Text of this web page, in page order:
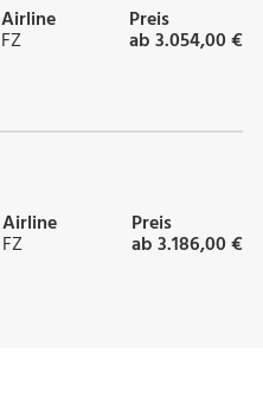
Airline
FZ
Preis
ab 3.054,00 €
Airline
FZ
Preis
ab 3.186,00 €